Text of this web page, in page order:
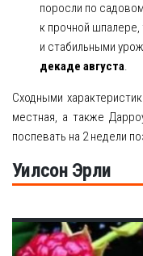
поросли по
к прочной
и стабильными
декаде августа.
Сходными
местная, а также
поспевать на 2 недели
Уилсон Эрли